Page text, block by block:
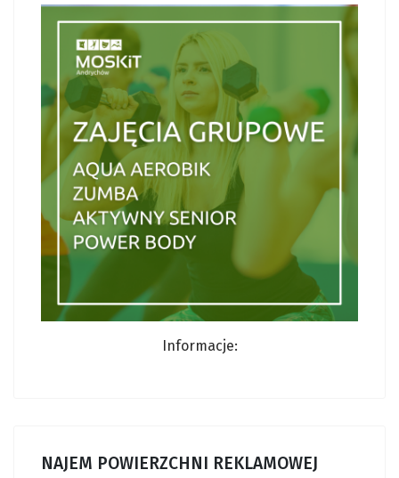
Informacje:
NAJEM POWIERZCHNI REKLAMOWEJ